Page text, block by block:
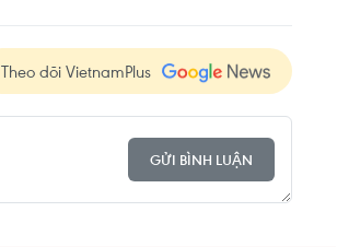
Theo dõi VietnamPlus
GỬI BÌNH LUẬN